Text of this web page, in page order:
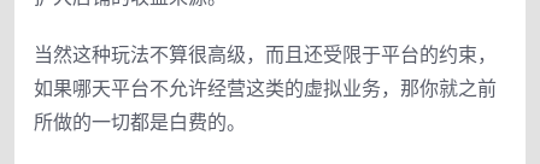
当然这种玩法不算很高级，而且还受限于平台的约束，
如果哪天平台不允许经营这类的虚拟业务，那你就之前
所做的一切都是白费的。